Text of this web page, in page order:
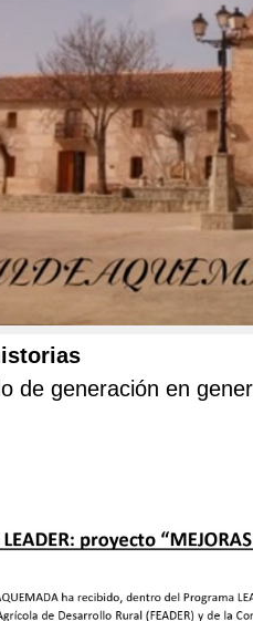
de generación en